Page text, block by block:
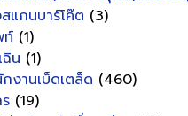
แกนบาร์โค๊ต (3)
ท์ (1)
น (1)
งานเบ็ดเตล็ด (460)
(19)